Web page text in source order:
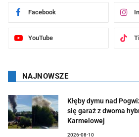
Facebook
YouTube
NAJNOWSZE
Kłęby dymu nad
się garaż z dwoma
Karmelowej
2026-08-10